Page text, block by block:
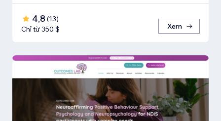
4,8 (13)
Chỉ từ 350 $
Xem